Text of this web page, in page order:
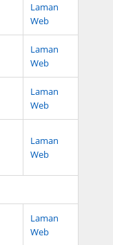
Laman
Web
Laman
Web
Laman
Web
Laman
Web
Laman
Web